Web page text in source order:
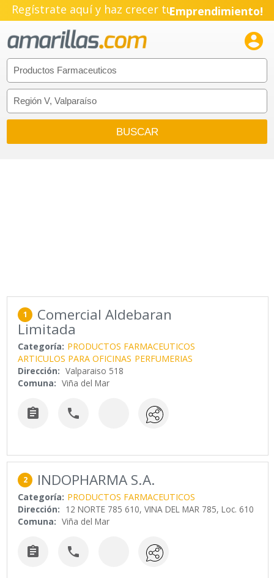
Regístrate aquí y haz crecer tuEmprendimiento!

1 Comercial Aldebaran
Limitada
Categoría: PRODUCTOS FARMACEUTICOS
ARTICULOS PARA OFICINAS PERFUMERIAS
Dirección: Valparaiso 518
Comuna: Viña del Mar
 
2 INDOPHARMA S.A.
Categoría: PRODUCTOS FARMACEUTICOS
Dirección: 12 NORTE 785 610, VINA DEL MAR 785, Loc. 610
Comuna: Viña del Mar
 